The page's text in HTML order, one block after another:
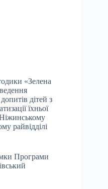
«Зелена
дітей з
їхньої
райвідділі
Програми